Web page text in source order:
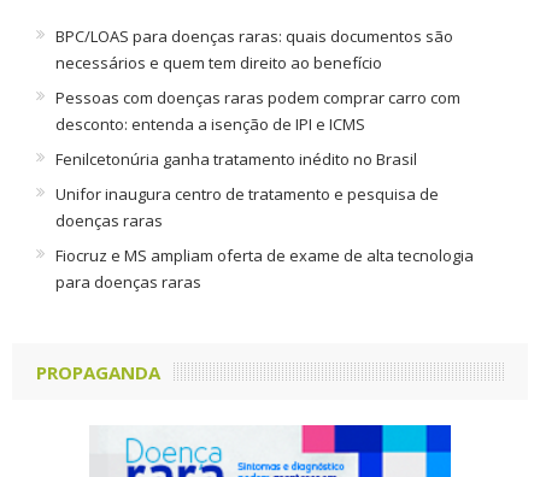
BPC/LOAS para doenças raras: quais documentos são
necessários e quem tem direito ao benefício
Pessoas com doenças raras podem comprar carro com
desconto: entenda a isenção de IPI e ICMS
Fenilcetonúria ganha tratamento inédito no Brasil
Unifor inaugura centro de tratamento e pesquisa de
doenças raras
Fiocruz e MS ampliam oferta de exame de alta tecnologia
para doenças raras
PROPAGANDA